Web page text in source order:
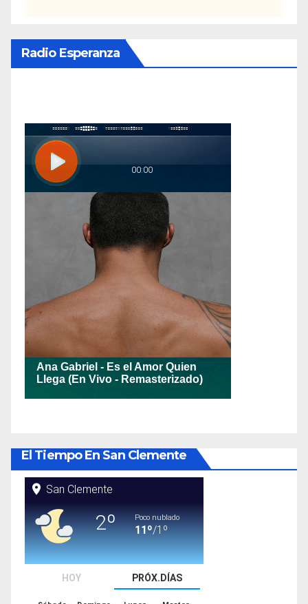
Radio Esperanza
El Tiempo En San Clemente